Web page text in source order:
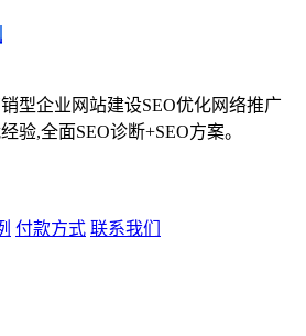
型企业网站建设SEO优化网络推广
验,全面SEO诊断+SEO方案。
付款方式 联系我们